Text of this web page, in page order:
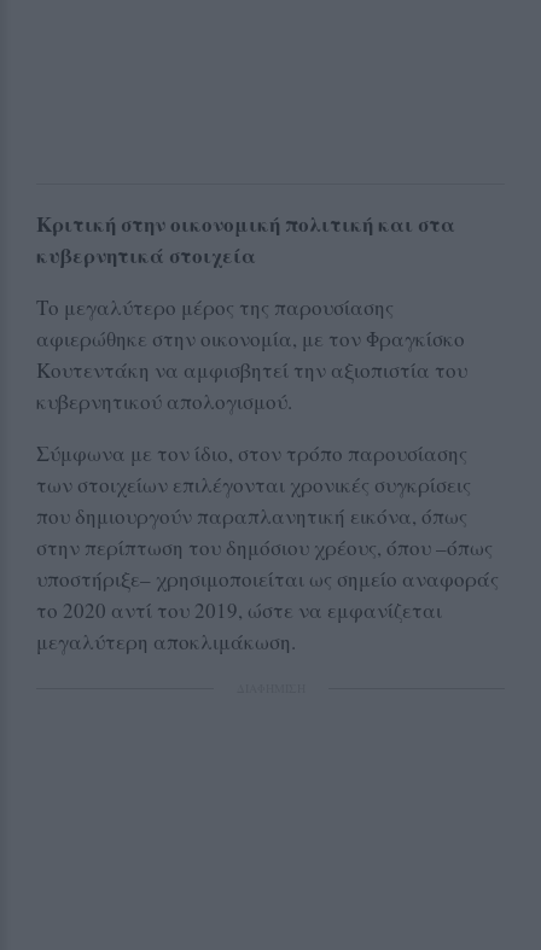
Κριτική στην οικονομική πολιτική και στα
κυβερνητικά στοιχεία
Το μεγαλύτερο μέρος της παρουσίασης
αφιερώθηκε στην οικονομία, με τον Φραγκίσκο
Κουτεντάκη να αμφισβητεί την αξιοπιστία του
κυβερνητικού απολογισμού.
Σύμφωνα με τον ίδιο, στον τρόπο παρουσίασης
των στοιχείων επιλέγονται χρονικές συγκρίσεις
που δημιουργούν παραπλανητική εικόνα, όπως
στην περίπτωση του δημόσιου χρέους, όπου –όπως
υποστήριξε– χρησιμοποιείται ως σημείο αναφοράς
το 2020 αντί του 2019, ώστε να εμφανίζεται
μεγαλύτερη αποκλιμάκωση.